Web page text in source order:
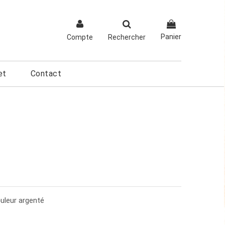
Panier
Rechercher
Compte
Contact
argenté